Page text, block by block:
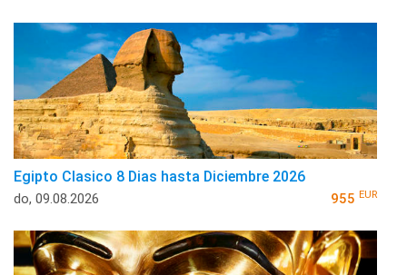
Egipto Clasico 8 Dias hasta Diciembre 2026
do, 09.08.2026 955 EUR